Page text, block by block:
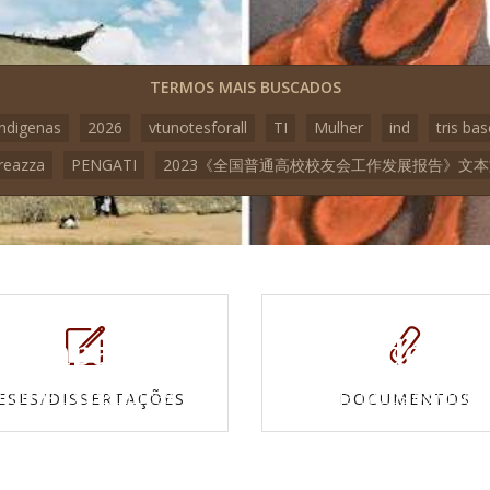
TERMOS MAIS BUSCADOS
2026 vtunotesforall TI Mulher ind
tris
PENGATI 2023《全国普通高校校友会工作发展报告》文
DISSERTAÇÕES DOCUMENTOS
Mapas e
topográficas
Vídeos
Veja todos os